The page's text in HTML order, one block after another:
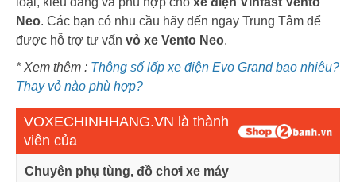
Neo. Các bạn có nhu cầu hãy đến ngay Trung Tâm để
được hỗ trợ tư vấn vỏ xe Vento Neo.
* Xem thêm : Thông số lốp xe điện Evo Grand bao nhiêu?
Thay vỏ nào phù hợp?
VOXECHINHHANG.VN là thành
viên của
Chuyên phụ tùng, đồ chơi xe máy